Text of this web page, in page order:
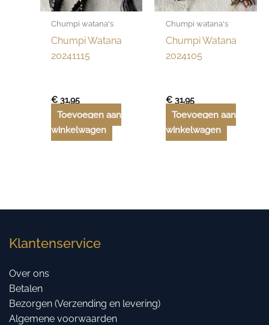
Chumpi watana's
Chumpi Watana
20241115
€ 31,95
Toevoegen aan
winkelwagen
Chumpi watana's
Chumpi Watana
2024105
€31,95
Toevoegen aan
winkelwagen
Klantenservice
Over ons
Betalen
Bezorgen (Verzending en levering)
Algemene voorwaarden